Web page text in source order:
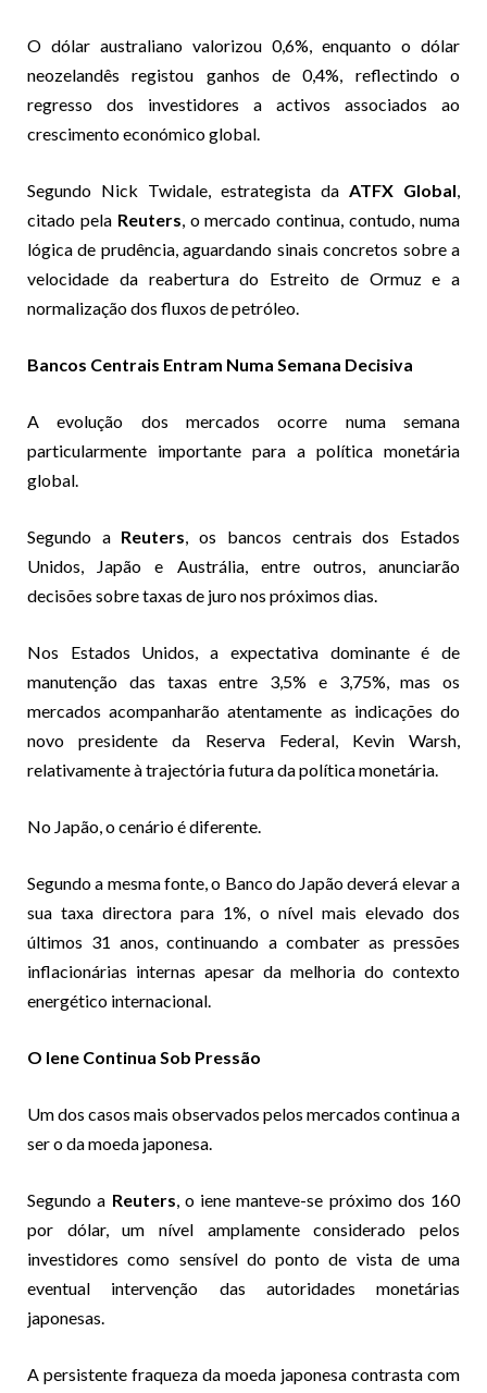
O dólar australiano valorizou 0,6%, enquanto o dólar
neozelandês registou ganhos de 0,4%, reflectindo o
regresso dos investidores a activos associados ao
crescimento económico global.
Segundo Nick Twidale, estrategista da ATFX Global,
citado pela Reuters, o mercado continua, contudo, numa
lógica de prudência, aguardando sinais concretos sobre a
velocidade da reabertura do Estreito de Ormuz e a
normalização dos fluxos de petróleo.
Bancos Centrais Entram Numa Semana Decisiva
A evolução dos mercados ocorre numa semana
particularmente importante para a política monetária
global.
Segundo a Reuters, os bancos centrais dos Estados
Unidos, Japão e Austrália, entre outros, anunciarão
decisões sobre taxas de juro nos próximos dias.
Nos Estados Unidos, a expectativa dominante é de
manutenção das taxas entre 3,5% e 3,75%, mas os
mercados acompanharão atentamente as indicações do
novo presidente da Reserva Federal, Kevin Warsh,
relativamente à trajectória futura da política monetária.
No Japão, o cenário é diferente.
Segundo a mesma fonte, o Banco do Japão deverá elevar a
sua taxa directora para 1%, o nível mais elevado dos
últimos 31 anos, continuando a combater as pressões
inflacionárias internas apesar da melhoria do contexto
energético internacional.
O Iene Continua Sob Pressão
Um dos casos mais observados pelos mercados continua a
ser o da moeda japonesa.
Segundo a Reuters, o iene manteve-se próximo dos 160
por dólar, um nível amplamente considerado pelos
investidores como sensível do ponto de vista de uma
eventual intervenção das autoridades monetárias
japonesas.
A persistente fraqueza da moeda japonesa contrasta com